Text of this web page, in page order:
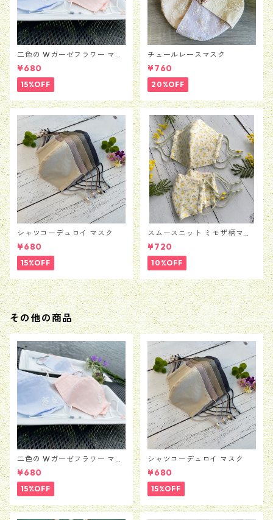
二色の Wガーゼフラワー マス
ク
¥680
15%OFF
チュールレースマスク
¥760
20%OFF
シャツコーデュロイ マスク
¥680
15%OFF
スムースニット ミモザ柄マス
ク
¥720
10%OFF
その他の商品
二色の Wガーゼフラワー マス
ク
¥680
15%OFF
シャツコーデュロイ マスク
¥680
15%OFF